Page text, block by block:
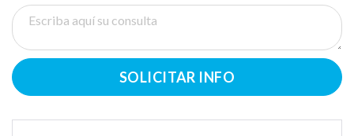
SOLICITAR INFO